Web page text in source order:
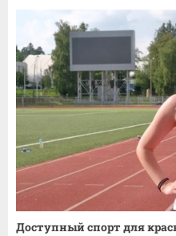
Доступный спорт для